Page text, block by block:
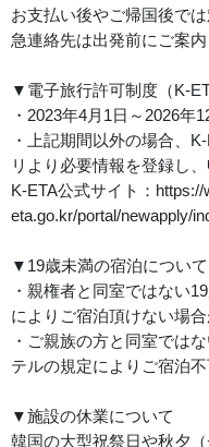
お支払い後やご帰国後で
急連絡先は出発前にご案内
▼電子旅行許可制度（K-
・2023年4月1日～2026年
・上記期間以外の場合、
リより必要情報を登録し
K-ETA公式サイト：https://
eta.go.kr/portal/newapply/
▼19歳未満の宿泊について
・親権者と同室ではない
によりご宿泊頂けない場合
・ご親族の方と同室では
テルの規定によりご宿泊不
▼施設の休業について
韓国の大型祝祭日や秋夕